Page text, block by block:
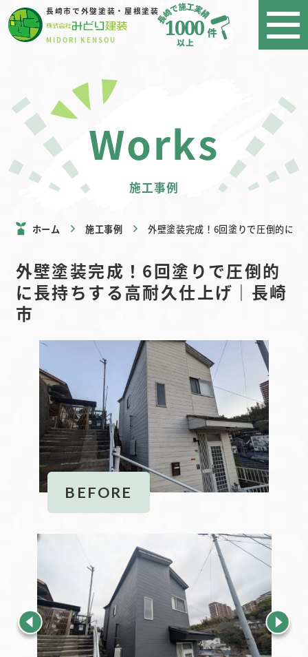
長崎市で外壁塗装・屋根塗装
MIDORI KENSOU 1000
works
施工事例
ホーム 施工事例 外壁塗装完成！6回塗りで圧倒的に
外壁塗装完成！6回塗りで圧倒的
に長持ちする高耐久仕上げ｜長崎
市
BEFORE